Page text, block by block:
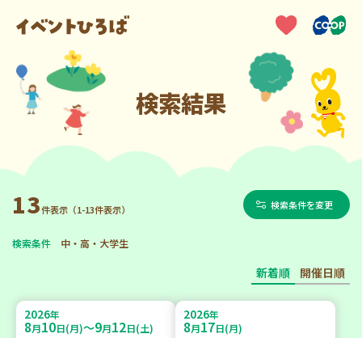
検索結果
13件表示（1-13件表示） 検索条件を変更
検索条件 中・高・大学生
新着順 開催日順
2026年
8月10日(月)～9月12日(土)
2026年
8月17日(月)